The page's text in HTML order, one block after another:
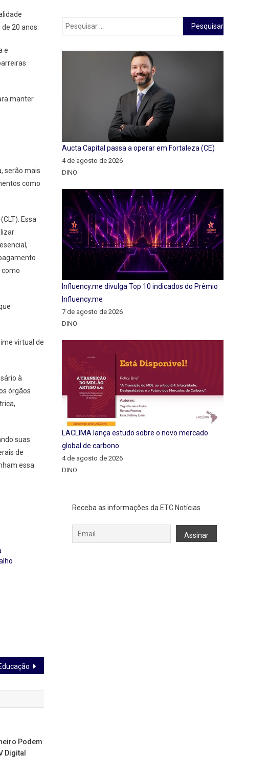
20 anos.
e
manter
serão mais
como
Essa
como
virtual de
à
órgãos
suas
de
essa
Podem
Digital
Pesquisar
por:
Aucta Capital passa a operar em Fortaleza (CE)
4 de agosto de 2026
DINO
Influency.me divulga Top 10 indicados do Prêmio
Influency.me
7 de agosto de 2026
DINO
LACLIMA lança estudo sobre o novo mercado
global de carbono
4 de agosto de 2026
DINO
Receba as informações da ETC Notícias